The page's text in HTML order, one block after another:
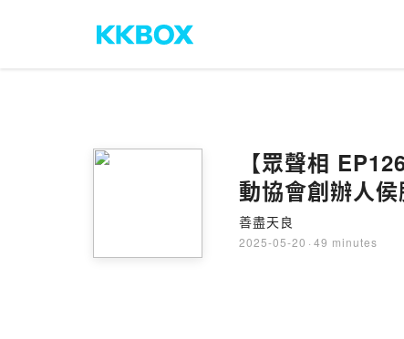
【眾聲相
動協會創辦人
善盡天良
2025-05-20 · 49 minutes